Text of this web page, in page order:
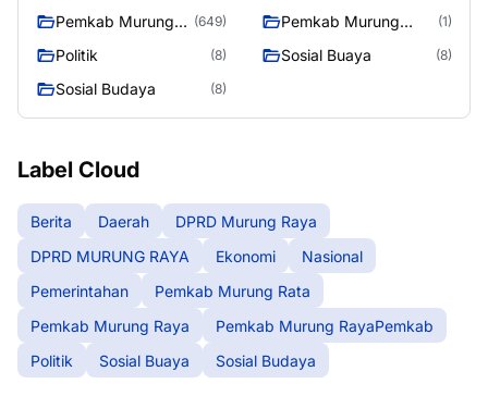
Pemkab Murung
(649)
Pemkab Murung
(1)
Politik (8) Sosial Buaya (8)
Sosial Budaya (8)
Label Cloud
Berita Daerah
DPRD Murung Raya
DPRD MURUNG RAYA
Ekonomi
Nasional
Pemerintahan
Pemkab Murung Rata
Pemkab Murung Raya
Pemkab Murung RayaPemkab
Politik
Sosial Buaya Sosial Budaya